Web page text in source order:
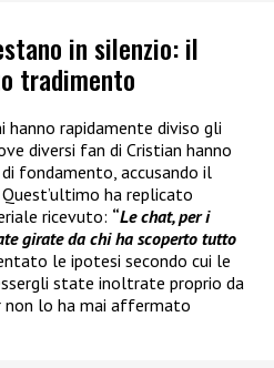
in silenzio: il
tradimento
hanno rapidamente diviso gli
diversi fan di Cristian hanno
fondamento, accusando il
ha replicato
ricevuto: “Le chat, per i
girate da chi ha scoperto tutto
le ipotesi secondo cui le
state inoltrate proprio da
non lo ha mai affermato